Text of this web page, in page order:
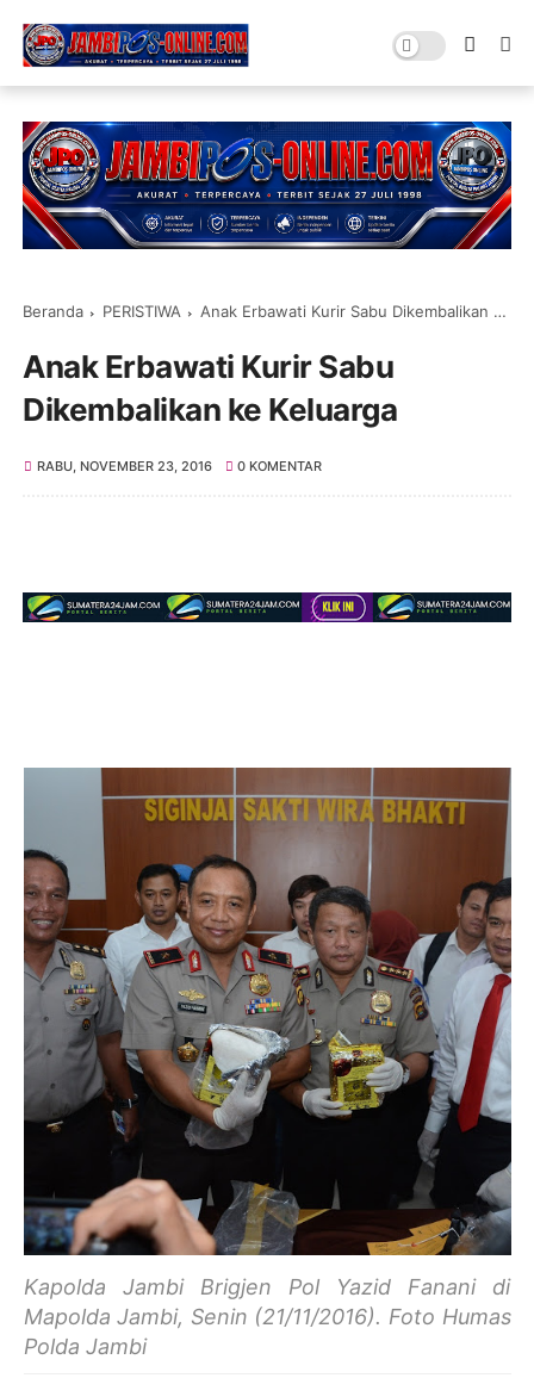
Beranda PERISTIWA Anak Erbawati Kurir Sabu Dikembalikan ke Keluarga
Anak Erbawati Kurir Sabu
Dikembalikan ke Keluarga
RABU, NOVEMBER 23, 2016 0 KOMENTAR
Kapolda Jambi Brigjen Pol Yazid Fanani di
Mapolda Jambi, Senin (21/11/2016). Foto Humas
Polda Jambi